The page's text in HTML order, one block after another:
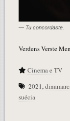
— Tu concordaste.
Verdens Verste
Cinema e TV
2021,
suécia